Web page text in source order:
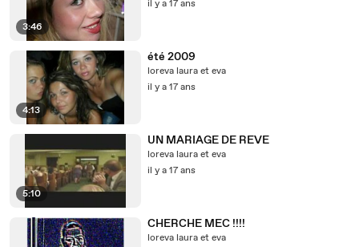
3:46
il y a 17 ans
4:13
été 2009
loreva laura et eva
il y a 17 ans
5:10
UN MARIAGE DE REVE
loreva laura et eva
il y a 17 ans
CHERCHE MEC !!!!
loreva laura et eva